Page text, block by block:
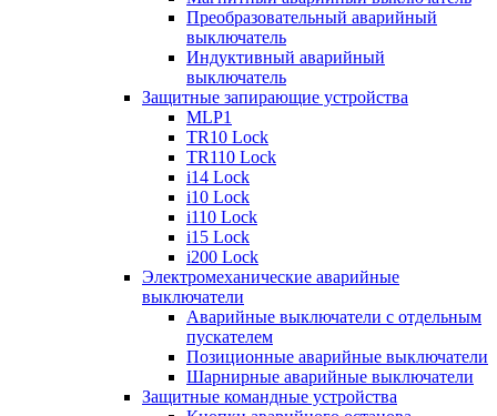
Преобразовательный аварийный
выключатель
Индуктивный аварийный
выключатель
Защитные запирающие устройства
MLP1
TR10 Lock
TR110 Lock
i14 Lock
i10 Lock
i110 Lock
i15 Lock
i200 Lock
Электромеханические аварийные
выключатели
Аварийные выключатели с отдельным
пускателем
Позиционные аварийные выключатели
Шарнирные аварийные выключатели
Защитные командные устройства